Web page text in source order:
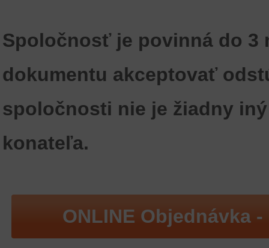
Spoločnosť je povinná do 3
dokumentu akceptovať
spoločnosti nie je žiadny
konateľa.
ONLINE Objednávka -